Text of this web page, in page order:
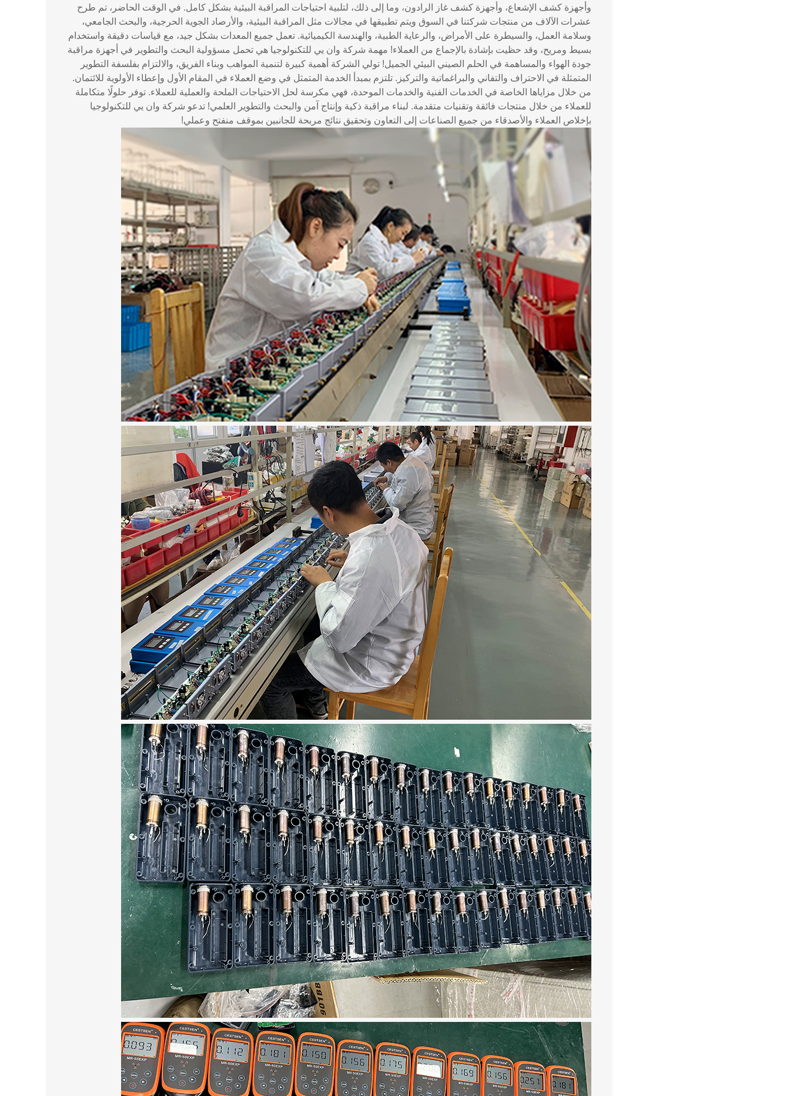
وأجهزة كشف الإشعاع، وأجهزة كشف غاز الرادون، وما إلى ذلك، لتلبية احتياجات المراقبة البيئية بشكل كامل. في الوقت الحاضر، تم طرح
عشرات الآلاف من منتجات شركتنا في السوق ويتم تطبيقها في مجالات مثل المراقبة البيئية، والأرصاد الجوية الحرجية، والبحث الجامعي،
وسلامة العمل، والسيطرة على الأمراض، والرعاية الطبية، والهندسة الكيميائية. تعمل جميع المعدات بشكل جيد، مع قياسات دقيقة واستخدام
بسيط ومريح، وقد حظيت بإشادة بالإجماع من العملاء! مهمة شركة وان يي للتكنولوجيا هي تحمل مسؤولية البحث والتطوير في أجهزة مراقبة
جودة الهواء والمساهمة في الحلم الصيني البيئي الجميل! تولي الشركة أهمية كبيرة لتنمية المواهب وبناء الفريق، والالتزام بفلسفة التطوير
المتمثلة في الاحتراف والتفاني والبراغماتية والتركيز. تلتزم بمبدأ الخدمة المتمثل في وضع العملاء في المقام الأول وإعطاء الأولوية للائتمان.
من خلال مزاياها الخاصة في الخدمات الفنية والخدمات الموحدة، فهي مكرسة لحل الاحتياجات الملحة والعملية للعملاء. توفر حلولًا متكاملة
للعملاء من خلال منتجات فائقة وتقنيات متقدمة. لبناء مراقبة ذكية وإنتاج آمن والبحث والتطوير العلمي! تدعو شركة وان يي للتكنولوجيا
بإخلاص العملاء والأصدقاء من جميع الصناعات إلى التعاون وتحقيق نتائج مربحة للجانبين بموقف منفتح وعملي!